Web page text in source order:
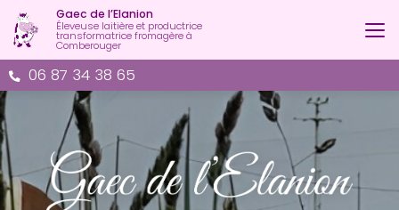
Aller
au
contenu
principal
06 87 34 38 65
Gaec de l’Elanion
Éleveuse laitière et productrice
transformatrice fromagère à
Comberouger